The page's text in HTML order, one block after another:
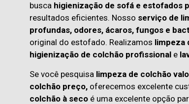
busca higienização de sofá e estofados
resultados eficientes. Nosso serviço de
profundas, odores, ácaros, fungos e
original do estofado. Realizamos limpeza
higienização de colchão profissional e
Se você pesquisa limpeza de colchão
colchão preço, oferecemos excelente
colchão à seco é uma excelente opção